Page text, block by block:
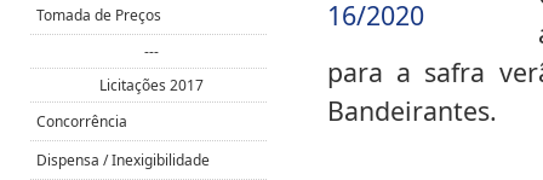
para a safra
Bandeirantes.
Tomada de Preços
---
Licitações 2017
Concorrência
Dispensa / Inexigibilidade